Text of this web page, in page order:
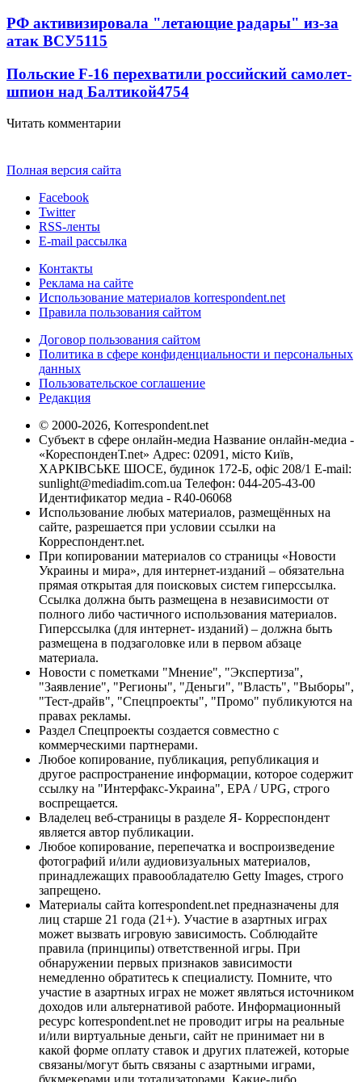
РФ активизировала "летающие радары" из-за
атак ВСУ5115
Польские F-16 перехватили российский самолет-
шпион над Балтикой4754
Читать комментарии
Полная версия сайта
Facebook
Twitter
RSS-ленты
E-mail рассылка
Контакты
Реклама на сайте
Использование материалов korrespondent.net
Правила пользования сайтом
Договор пользования сайтом
Политика в сфере конфиденциальности и персональных
данных
Пользовательское соглашение
Редакция
© 2000-2026, Korrespondent.net
Субъект в сфере онлайн-медиа Название онлайн-медиа -
«КореспонденТ.net» Адрес: 02091, місто Київ,
ХАРКІВСЬКЕ ШОСЕ, будинок 172-Б, офіс 208/1 E-mail:
sunlight@mediadim.com.ua Телефон: 044-205-43-00
Идентификатор медиа - R40-06068
Использование любых материалов, размещённых на
сайте, разрешается при условии ссылки на
Корреспондент.net.
При копировании материалов со страницы «Новости
Украины и мира», для интернет-изданий – обязательна
прямая открытая для поисковых систем гиперссылка.
Ссылка должна быть размещена в независимости от
полного либо частичного использования материалов.
Гиперссылка (для интернет- изданий) – должна быть
размещена в подзаголовке или в первом абзаце
материала.
Новости с пометками "Мнение", "Экспертиза",
"Заявление", "Регионы", "Деньги", "Власть", "Выборы",
"Тест-драйв", "Спецпроекты", "Промо" публикуются на
правах рекламы.
Раздел Спецпроекты создается совместно с
коммерческими партнерами.
Любое копирование, публикация, републикация и
другое распространение информации, которое содержит
ссылку на "Интерфакс-Украина", EPA / UPG, строго
воспрещается.
Владелец веб-страницы в разделе Я- Корреспондент
является автор публикации.
Любое копирование, перепечатка и воспроизведение
фотографий и/или аудиовизуальных материалов,
принадлежащих правообладателю Getty Images, строго
запрещено.
Материалы сайта korrespondent.net предназначены для
лиц старше 21 года (21+). Участие в азартных играх
может вызвать игровую зависимость. Соблюдайте
правила (принципы) ответственной игры. При
обнаружении первых признаков зависимости
немедленно обратитесь к специалисту. Помните, что
участие в азартных играх не может являться источником
доходов или альтернативой работе. Информационный
ресурс korrespondent.net не проводит игры на реальные
и/или виртуальные деньги, сайт не принимает ни в
какой форме оплату ставок и других платежей, которые
связаны/могут быть связаны с азартными играми,
букмекерами или тотализаторами. Какие-либо